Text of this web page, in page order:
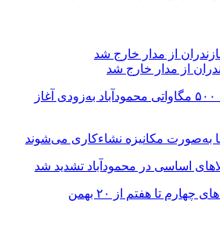
فاز نخست نیروگاه ۵۰۰ مگاواتی محمودآباد به‌زودی آغاز
اساسی در محمودآباد تشدید شد
تا هفتم از ۲۰ بهمن